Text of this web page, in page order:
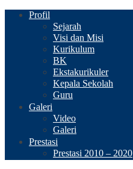
Profil
Sejarah
Visi dan Misi
Kurikulum
BK
Ekstakurikuler
Kepala Sekolah
Guru
Galeri
Video
Galeri
Prestasi
Prestasi 2010 – 2020